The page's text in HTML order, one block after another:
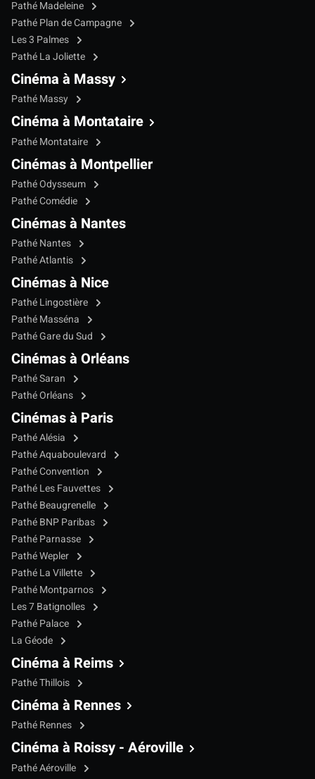
Pathé Madeleine
Pathé Plan de Campagne
Les 3 Palmes
Pathé La Joliette
Cinéma à Massy
Pathé Massy
Cinéma à Montataire
Pathé Montataire
Cinémas à Montpellier
Pathé Odysseum
Pathé Comédie
Cinémas à Nantes
Pathé Nantes
Pathé Atlantis
Cinémas à Nice
Pathé Lingostière
Pathé Masséna
Pathé Gare du Sud
Cinémas à Orléans
Pathé Saran
Pathé Orléans
Cinémas à Paris
Pathé Alésia
Pathé Aquaboulevard
Pathé Convention
Pathé Les Fauvettes
Pathé Beaugrenelle
Pathé BNP Paribas
Pathé Parnasse
Pathé Wepler
Pathé La Villette
Pathé Montparnos
Les 7 Batignolles
Pathé Palace
La Géode
Cinéma à Reims
Pathé Thillois
Cinéma à Rennes
Pathé Rennes
Cinéma à Roissy - Aéroville
Pathé Aéroville